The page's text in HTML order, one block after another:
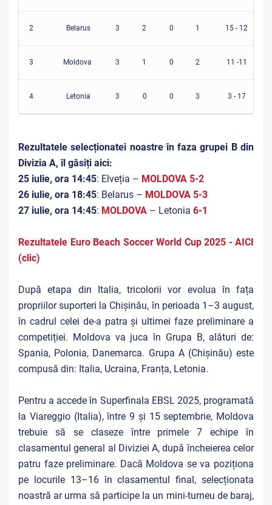
2 Belarus 3 2 0 1 15 - 12
3 Moldova 3 1 0 2 11 -11
4 Letonia 3 0 0 3 3 - 17
Rezultatele selecționatei noastre în faza grupei B din
Divizia A, îl găsiți aici:
25 iulie, ora 14:45: Elveția – MOLDOVA 5-2
26 iulie, ora 18:45: Belarus – MOLDOVA 5-3
27 iulie, ora 14:45: MOLDOVA – Letonia 6-1
Rezultatele Euro Beach Soccer World Cup 2025 - AICI
(clic)
După etapa din Italia, tricolorii vor evolua în fața
propriilor suporteri la Chișinău, în perioada 1–3 august,
în cadrul celei de-a patra și ultimei faze preliminare a
competiției. Moldova va juca în Grupa B, alături de:
Spania, Polonia, Danemarca. Grupa A (Chișinău) este
compusă din: Italia, Ucraina, Franța, Letonia.
Pentru a accede în Superfinala EBSL 2025, programată
la Viareggio (Italia), între 9 și 15 septembrie, Moldova
trebuie să se claseze între primele 7 echipe în
clasamentul general al Diviziei A, după încheierea celor
patru faze preliminare. Dacă Moldova se va poziționa
pe locurile 13–16 în clasamentul final, selecționata
noastră ar urma să participe la un mini-turneu de baraj,